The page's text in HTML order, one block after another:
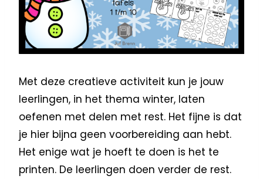
Met deze creatieve activiteit kun je jouw
leerlingen, in het thema winter, laten
oefenen met delen met rest. Het fijne is dat
je hier bijna geen voorbereiding aan hebt.
Het enige wat je hoeft te doen is het te
printen. De leerlingen doen verder de rest.